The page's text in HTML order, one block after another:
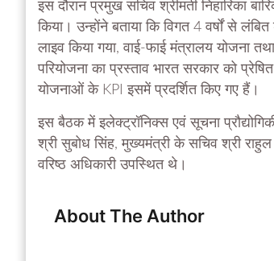
इस दौरान प्रमुख सचिव श्रीमती निहारिका
किया। उन्होंने बताया कि विगत 4 वर्षों से
लाइव किया गया, वाई-फाई मंत्रालय योजना
परियोजना का प्रस्ताव भारत सरकार को
योजनाओं के KPI इसमें प्रदर्शित किए गए हैं।
इस बैठक में इलेक्ट्रॉनिक्स एवं सूचना
श्री सुबोध सिंह, मुख्यमंत्री के सचिव श्री
वरिष्ठ अधिकारी उपस्थित थे।
About The Author